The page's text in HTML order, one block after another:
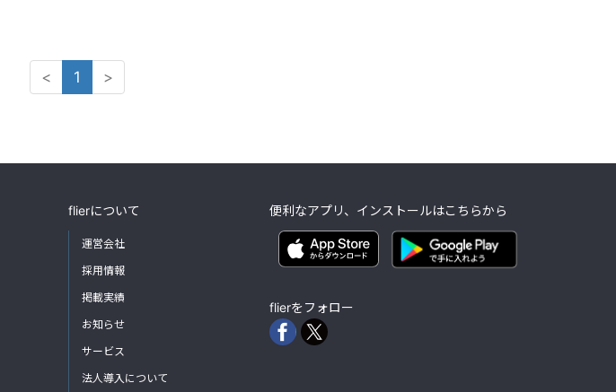
< 1 >
flierについて
運営会社
採用情報
掲載実績
お知らせ
サービス
法人導入について
便利なアプリ、インストールはこちらから
flierをフォロー